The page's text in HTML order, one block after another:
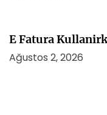
E Fatura
Ağustos 2, 2026